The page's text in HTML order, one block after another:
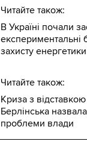
Читайте також:
В Україні почали
експериментальні
захисту енергетики
Читайте також:
Криза з
Берлінська
проблеми влади